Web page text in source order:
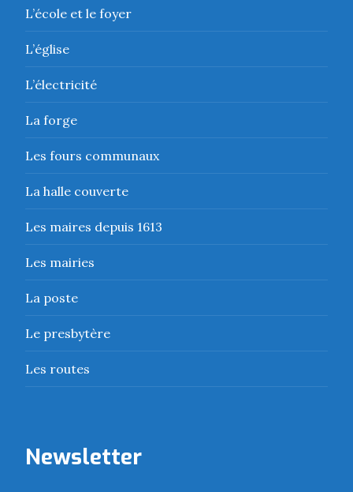
L’école et le foyer
L’église
L’électricité
La forge
Les fours communaux
La halle couverte
Les maires depuis 1613
Les mairies
La poste
Le presbytère
Les routes
Newsletter